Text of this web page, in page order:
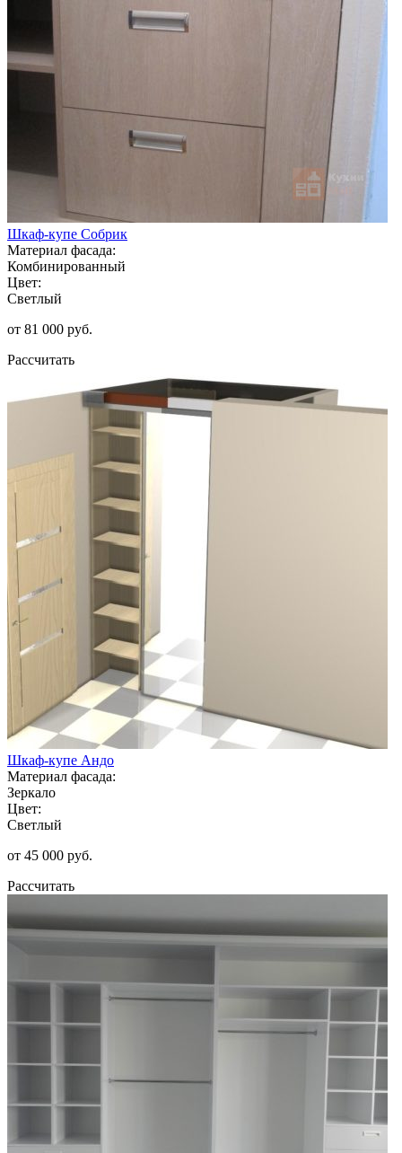
Шкаф-купе Собрик
Материал фасада:
Комбинированный
Цвет:
Светлый
от 81 000 руб.
Рассчитать
Шкаф-купе Андо
Материал фасада:
Зеркало
Цвет:
Светлый
от 45 000 руб.
Рассчитать